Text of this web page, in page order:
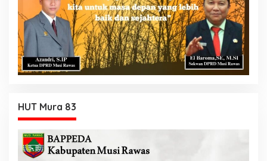
HUT Mura 83